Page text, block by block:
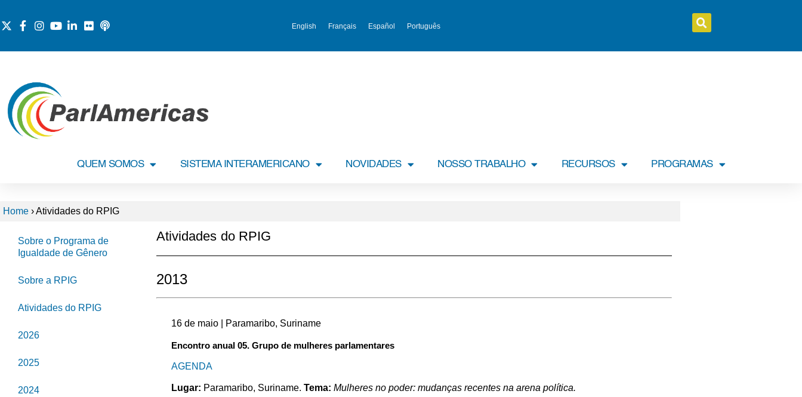
English Français Español Português
QUEM SOMOS SISTEMA INTERAMERICANO NOVIDADES NOSSO TRABALHO RECURSOS PROGRAMAS
Home ›Atividades do RPIG
Sobre o Programa de
Igualdade de Gênero
Sobre a RPIG
Atividades do RPIG
2026
2025
2024
Atividades do RPIG
2013
16 de maio | Paramaribo, Suriname
Encontro anual 05. Grupo de mulheres parlamentares
AGENDA
Lugar: Paramaribo, Suriname. Tema: Mulheres no poder: mudanças recentes na arena política.